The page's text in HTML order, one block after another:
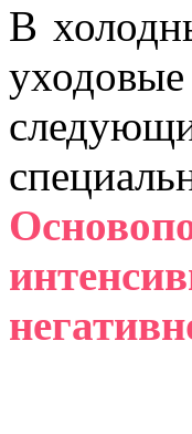
В
уходовые